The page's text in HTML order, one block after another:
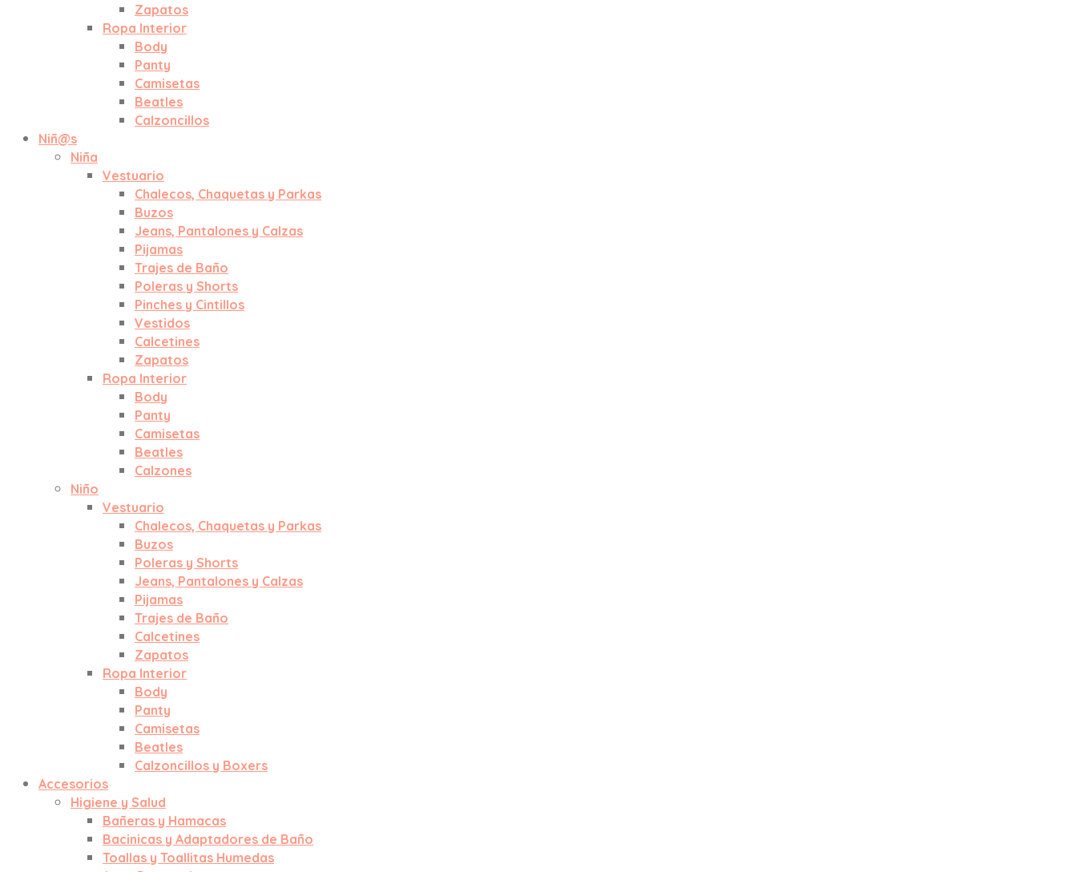
Zapatos
Ropa Interior
Body
Panty
Camisetas
Beatles
Calzoncillos
Niñ@s
Niña
Vestuario
Chalecos, Chaquetas y Parkas
Buzos
Jeans, Pantalones y Calzas
Pijamas
Trajes de Baño
Poleras y Shorts
Pinches y Cintillos
Vestidos
Calcetines
Zapatos
Ropa Interior
Body
Panty
Camisetas
Beatles
Calzones
Niño
Vestuario
Chalecos, Chaquetas y Parkas
Buzos
Poleras y Shorts
Jeans, Pantalones y Calzas
Pijamas
Trajes de Baño
Calcetines
Zapatos
Ropa Interior
Body
Panty
Camisetas
Beatles
Calzoncillos y Boxers
Accesorios
Higiene y Salud
Bañeras y Hamacas
Bacinicas y Adaptadores de Baño
Toallas y Toallitas Humedas